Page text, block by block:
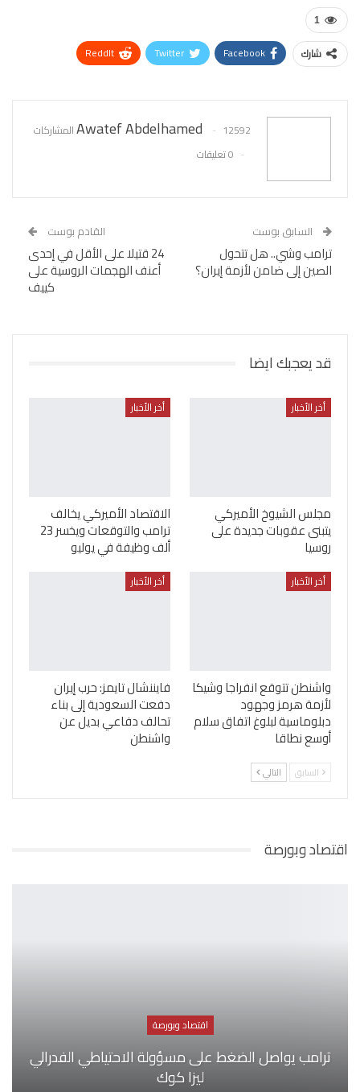
1
شارك Facebook
Twitter
ReddIt
Awatef Abdelhamed
12592 المشاركات
0 تعليقات
السابق بوست
ترامب وشي.. هل تتحول
الصين إلى ضامن لأزمة إيران؟
القادم بوست
24 قتيلا على الأقل في إحدى
أعنف الهجمات الروسية على
كييف
قد يعجبك ايضا
أخر الأخبار
مجلس الشيوخ الأميركي
يتبنى عقوبات جديدة على
روسيا
أخر الأخبار
الاقتصاد الأميركي يخالف
ترامب والتوقعات ويخسر 23
ألف وظيفة في يوليو
أخر الأخبار
واشنطن تتوقع انفراجا وشيكا
لأزمة هرمز وجهود
دبلوماسية لبلوغ اتفاق سلام
أوسع نطاقا
أخر الأخبار
فايننشال تايمز: حرب إيران
دفعت السعودية إلى بناء
تحالف دفاعي بديل عن
واشنطن
السابق التالي
اقتصاد وبورصة
اقتصاد وبورصة
ترامب يواصل الضغط على مسؤولة الاحتياطي الفدرالي
ليزا كوك